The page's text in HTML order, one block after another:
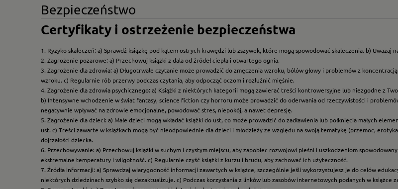
Bezpieczeństwo
Certyfikaty i ostrzeżenie bezpieczeństwa
1. Ryzyko skaleczeń: a) Sprawdź książkę pod kątem ostrych krawędzi lub zszywek, które mogą spowodować skaleczenia. b)
2. Zagrożenie pożarowe: a) Przechowuj książki z dala od źródeł ciepła i otwartego ognia.
3. Zagrożenie dla zdrowia: a) Długotrwałe czytanie może prowadzić do zmęczenia wzroku, bólów głowy i problemów z
wzroku. c) Regularnie rób przerwy podczas czytania, aby odpocząć oczom i rozluźnić mięśnie.
4. Zagrożenie dla zdrowia psychicznego: a) Książki z niektórych kategorii mogą zawierać treści kontrowersyjne lub niezgodne z
b) Intensywne wchodzenie w świat fantasy, science fiction czy horroru może prowadzić do oderwania od rzeczywistości i
negatywnie wpływać na zdrowie emocjonalne, powodować stres, niepokój, a nawet depresję.
5. Zagrożenie dla dzieci: a) Małe dzieci mogą wkładać książki do ust, co może prowadzić do zadławienia lub połknięcia małych
ust. c) Treści zawarte w książkach mogą być nieodpowiednie dla dzieci i młodzieży ze względu na swoją tematykę (przemoc,
dojrzałości dziecka.
6. Przechowywanie: a) Przechowuj książki w suchym i czystym miejscu, aby zapobiec rozwojowi pleśni i uszkodzeniom
ekstremalne temperatury i wilgotność. c) Regularnie czyść książki z kurzu i brudu, aby zachować ich użyteczność.
7. Źródła informacji: a) Sprawdzaj wiarygodność informacji zawartych w książce, szczególnie jeśli wykorzystujesz je do celów
niektórych dziedzinach szybko się dezaktualizuje. c) Podczas korzystania z linków lub zasobów internetowych podanych w książce